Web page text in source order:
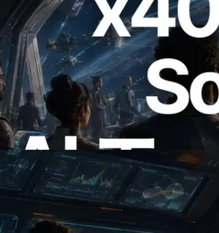
決済対応の Solana RPC を
ージェントが必要な API
払う時代の幕開け